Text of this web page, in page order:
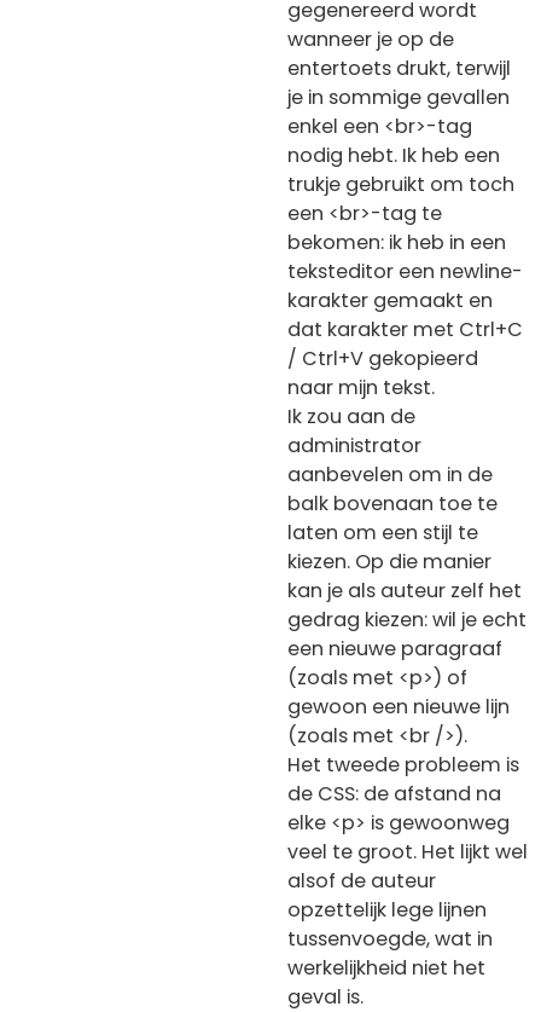
gegenereerd wordt
wanneer je op de
entertoets drukt, terwijl
je in sommige gevallen
enkel een <br>-tag
nodig hebt. Ik heb een
trukje gebruikt om toch
een <br>-tag te
bekomen: ik heb in een
teksteditor een newline-
karakter gemaakt en
dat karakter met Ctrl+C
/ Ctrl+V gekopieerd
naar mijn tekst.
Ik zou aan de
administrator
aanbevelen om in de
balk bovenaan toe te
laten om een stijl te
kiezen. Op die manier
kan je als auteur zelf het
gedrag kiezen: wil je echt
een nieuwe paragraaf
(zoals met <p>) of
gewoon een nieuwe lijn
(zoals met <br />).
Het tweede probleem is
de CSS: de afstand na
elke <p> is gewoonweg
veel te groot. Het lijkt wel
alsof de auteur
opzettelijk lege lijnen
tussenvoegde, wat in
werkelijkheid niet het
geval is.